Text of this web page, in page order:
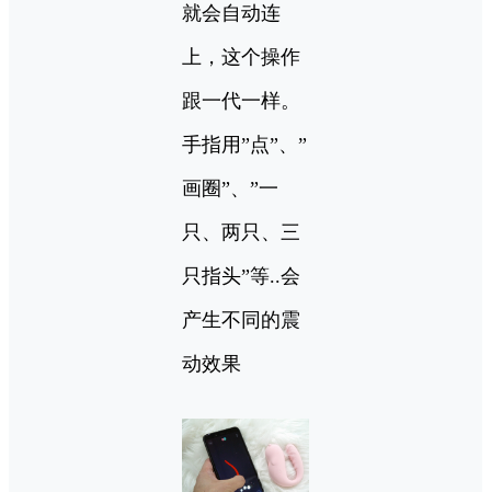
就会自动连
上，这个操作
跟一代一样。
手指用”点”、”
画圈”、”一
只、两只、三
只指头”等..会
产生不同的震
动效果